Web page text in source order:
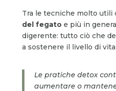
Tra le tecniche molto utili
del fegato e più in
digerente: tutto ciò che
a sostenere il livello di
Le pratiche detox
aumentare o